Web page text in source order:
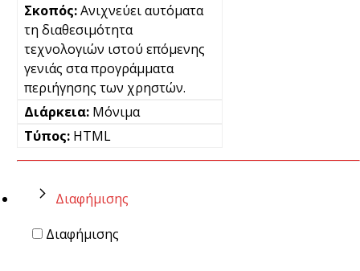
Ανιχνεύει αυτόματα
τη διαθεσιμότητα
τεχνολογιών ιστού επόμενης
γενιάς στα προγράμματα
περιήγησης των χρηστών.
Μόνιμα
HTML
Διαφήμισης
Διαφήμισης